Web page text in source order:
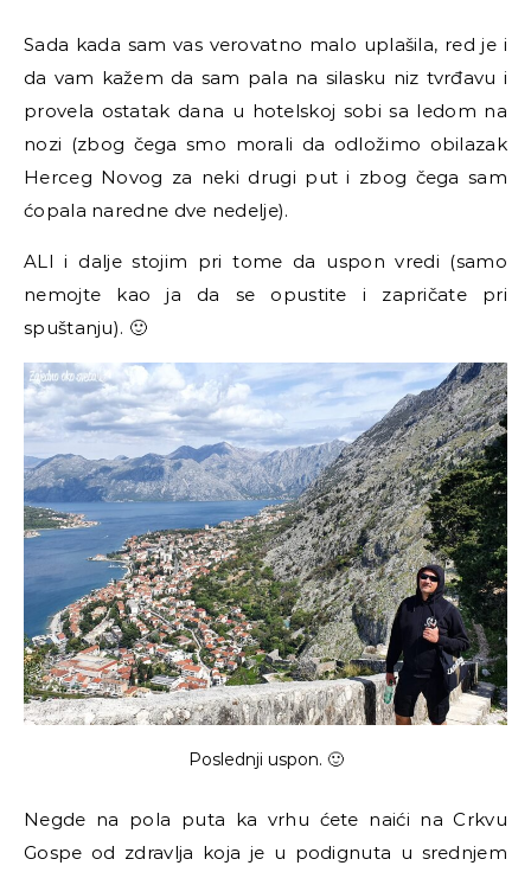
Sada kada sam vas verovatno malo uplašila, red je i
da vam kažem da sam pala na silasku niz tvrđavu i
provela ostatak dana u hotelskoj sobi sa ledom na
nozi (zbog čega smo morali da odložimo obilazak
Herceg Novog za neki drugi put i zbog čega sam
ćopala naredne dve nedelje).
ALI i dalje stojim pri tome da uspon vredi (samo
nemojte kao ja da se opustite i zapričate pri
spuštanju). 🙂
Poslednji uspon. 🙂
Negde na pola puta ka vrhu ćete naići na Crkvu
Gospe od zdravlja koja je u podignuta u srednjem